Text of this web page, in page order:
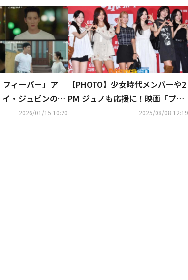
フィーバー」ア
・ジュビンの心
闘【ネタバレあ
2026/01/15 10:20
【PHOTO】少女時代メンバーや2
PM ジュノも応援に！映画「プリ
ティ・クレイジー 悪魔が引っ越し
2025/08/08 12:19